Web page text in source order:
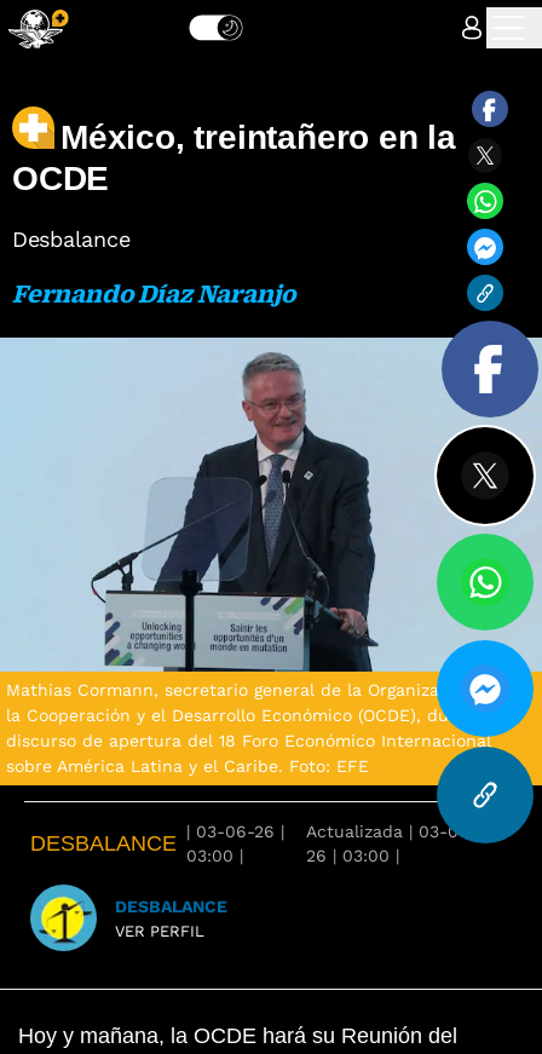
México, treintañero en la
OCDE
Desbalance
Fernando Díaz Naranjo
Mathias Cormann, secretario general de la Organización para
la Cooperación y el Desarrollo Económico (OCDE), durante su
discurso de apertura del 18 Foro Económico Internacional
sobre América Latina y el Caribe. Foto: EFE
DESBALANCE | 03-06-26 |
03:00 |
Actualizada | 03-06-
26 | 03:00 |
DESBALANCE
VER PERFIL
Hoy y mañana, la OCDE hará su Reunión del